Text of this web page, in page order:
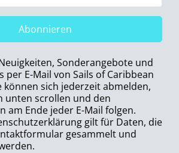
Abonnieren
Sonderangebote und
per E-Mail von Sails of Caribbean
können sich jederzeit abmelden,
unten scrollen und den
am Ende jeder E-Mail folgen.
gilt für Daten, die
gesammelt und